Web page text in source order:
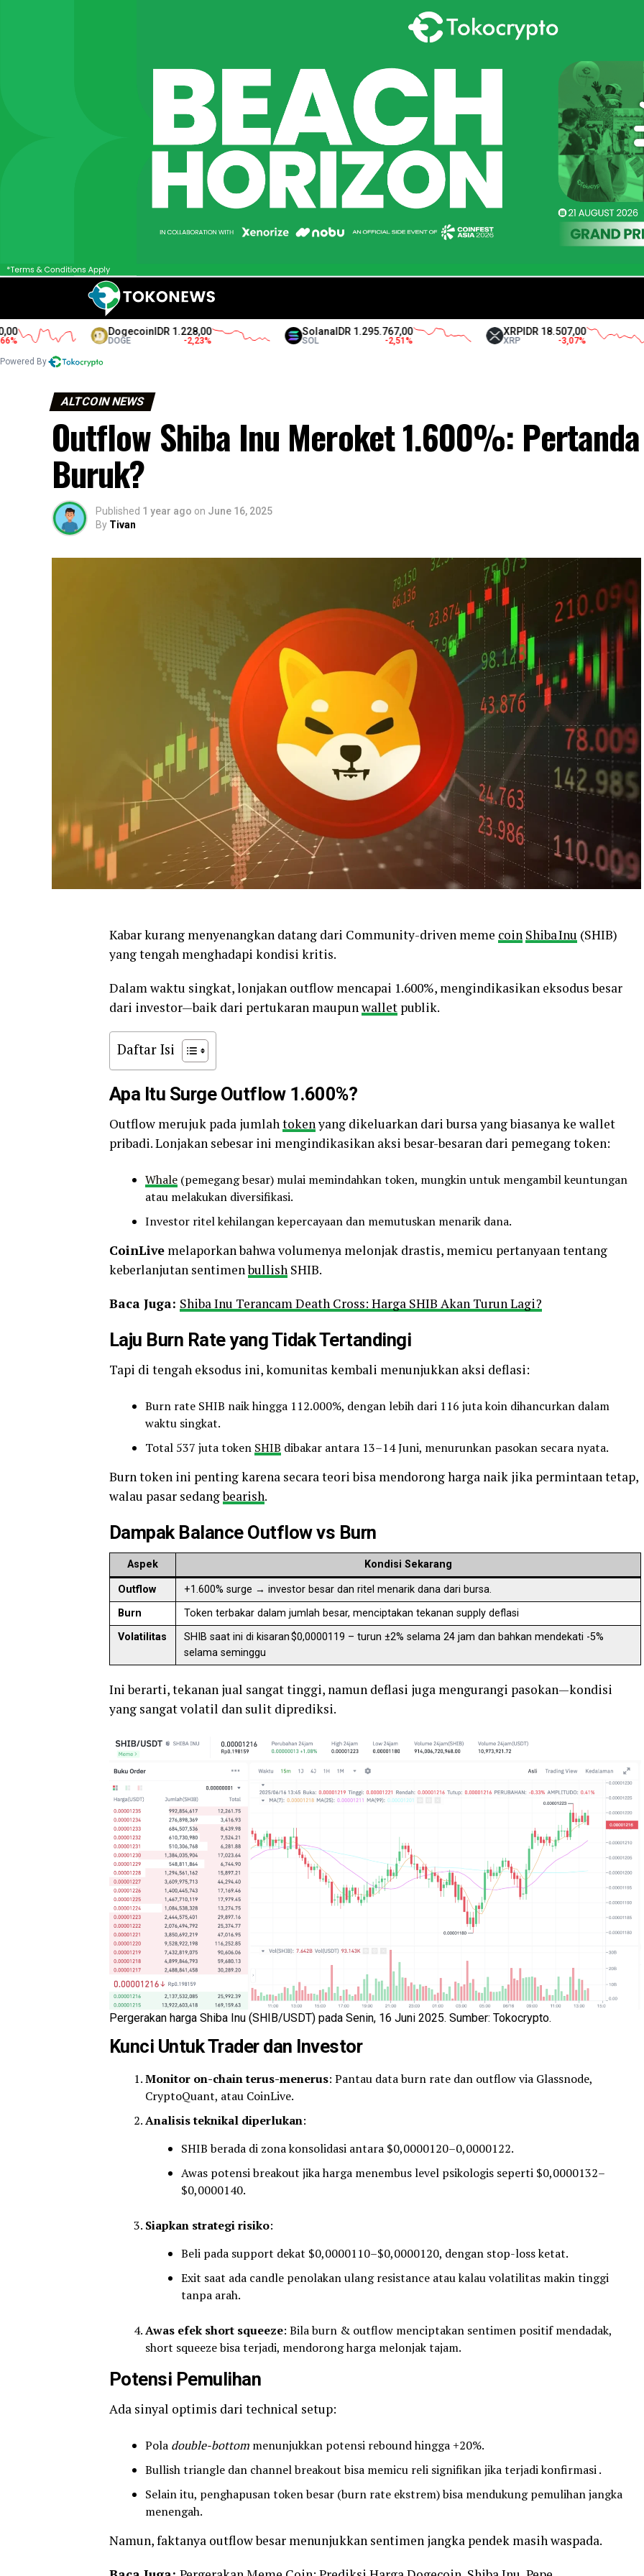
DogecoinIDR 1.228,00
DOGE
SolanaIDR 1.295.767,00
SOL
XRPIDR 18.507,00
XRP
Powered By
ALTCOIN NEWS
Outflow Shiba Inu Meroket 1.600%: Pertanda
Buruk?
Published 1 year ago on June 16, 2025
By Tivan
Kabar kurang menyenangkan datang dari Community-driven meme coin Shiba Inu (SHIB)
yang tengah menghadapi kondisi kritis.
Dalam waktu singkat, lonjakan outflow mencapai 1.600%, mengindikasikan eksodus besar
dari investor—baik dari pertukaran maupunwallet publik.
Daftar Isi
Apa Itu Surge Outflow 1.600%?
Outflow merujuk pada jumlahtokenyang dikeluarkan dari bursa yang biasanya ke wallet
pribadi. Lonjakan sebesar ini mengindikasikan aksi besar-besaran dari pemegang token:
Whale (pemegang besar) mulai memindahkan token, mungkin untuk mengambil keuntungan
atau melakukan diversifikasi.
Investor ritel kehilangan kepercayaan dan memutuskan menarik dana.
CoinLive melaporkan bahwa volumenya melonjak drastis, memicu pertanyaan tentang
keberlanjutan sentimenbullish SHIB.
Baca Juga: Shiba Inu Terancam Death Cross: Harga SHIB Akan Turun Lagi?
Laju Burn Rate yang Tidak Tertandingi
Tapi di tengah eksodus ini, komunitas kembali menunjukkan aksi deflasi:
Burn rate SHIB naik hingga 112.000%, dengan lebih dari 116 juta koin dihancurkan dalam
waktu singkat.
Total 537 juta token SHIB dibakar antara 13–14 Juni, menurunkan pasokan secara nyata.
Burn token ini penting karena secara teori bisa mendorong harga naik jika permintaan tetap,
walau pasar sedangbearish.
Dampak Balance Outflow vs Burn
Aspek Kondisi Sekarang
Outflow
+1.600% surge → investor besar dan ritel menarik dana dari bursa.
Burn
Token terbakar dalam jumlah besar, menciptakan tekanan supply deflasi
Volatilitas
SHIB saat ini di kisaran $0,0000119 – turun ±2% selama 24 jam dan bahkan mendekati -5%
selama seminggu
Ini berarti, tekanan jual sangat tinggi, namun deflasi juga mengurangi pasokan—kondisi
yang sangat volatil dan sulit diprediksi.
Pergerakan harga Shiba Inu (SHIB/USDT) pada Senin, 16 Juni 2025. Sumber: Tokocrypto.
Kunci Untuk Trader dan Investor
Monitor on-chain terus-menerus: Pantau data burn rate dan outflow via Glassnode,
CryptoQuant, atau CoinLive.
Analisis teknikal diperlukan:
SHIB berada di zona konsolidasi antara $0,0000120–0,0000122.
Awas potensi breakout jika harga menembus level psikologis seperti $0,0000132–
$0,0000140.
Siapkan strategi risiko:
Beli pada support dekat $0,0000110–$0,0000120, dengan stop-loss ketat.
Exit saat ada candle penolakan ulang resistance atau kalau volatilitas makin tinggi
tanpa arah.
Awas efek short squeeze: Bila burn & outflow menciptakan sentimen positif mendadak,
short squeeze bisa terjadi, mendorong harga melonjak tajam.
Potensi Pemulihan
Ada sinyal optimis dari technical setup:
Pola double-bottom menunjukkan potensi rebound hingga +20%.
Bullish triangle dan channel breakout bisa memicu reli signifikan jika terjadi konfirmasi .
Selain itu, penghapusan token besar (burn rate ekstrem) bisa mendukung pemulihan jangka
menengah.
Namun, faktanya outflow besar menunjukkan sentimen jangka pendek masih waspada.